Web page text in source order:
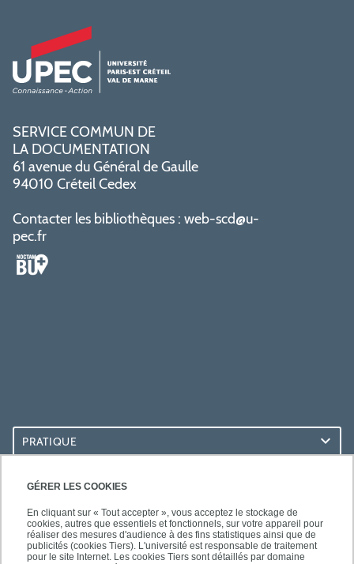
GÉRER LES COOKIES
En cliquant sur « Tout accepter », vous acceptez le stockage de
cookies, autres que essentiels et fonctionnels, sur votre appareil pour
réaliser des mesures d'audience à des fins statistiques ainsi que de
publicités (cookies Tiers). L'université est responsable de traitement
pour le site Internet. Les cookies Tiers sont détaillés par domaine
SERVICE COMMUN DE
LA DOCUMENTATION
61 avenue du Général de Gaulle
94010 Créteil Cedex
Contacter les bibliothèques : web-scd@u-
pec.fr
PRATIQUE
ACCÈS RAPIDES